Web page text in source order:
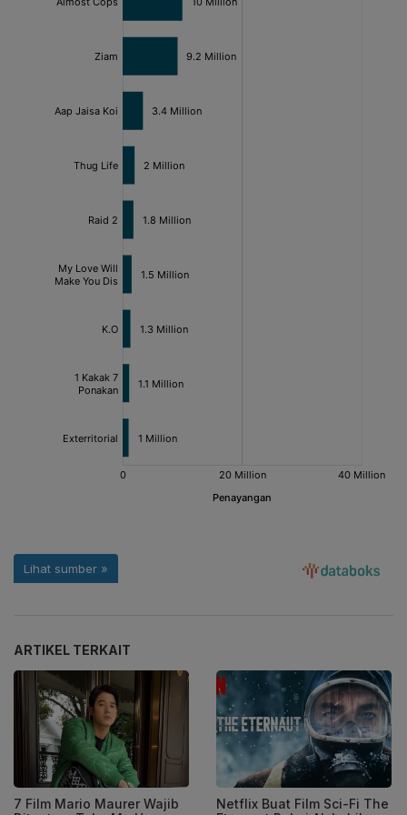
ARTIKEL TERKAIT
7 Film Mario Maurer Wajib
Netflix Buat Film Sci-Fi The